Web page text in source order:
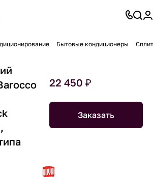
Бытовые кондиционеры
22 450 ₽
Заказать